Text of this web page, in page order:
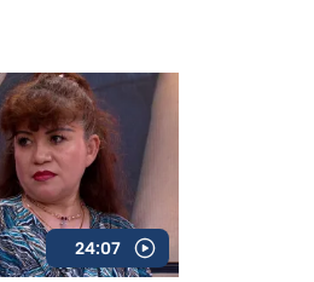
24:07